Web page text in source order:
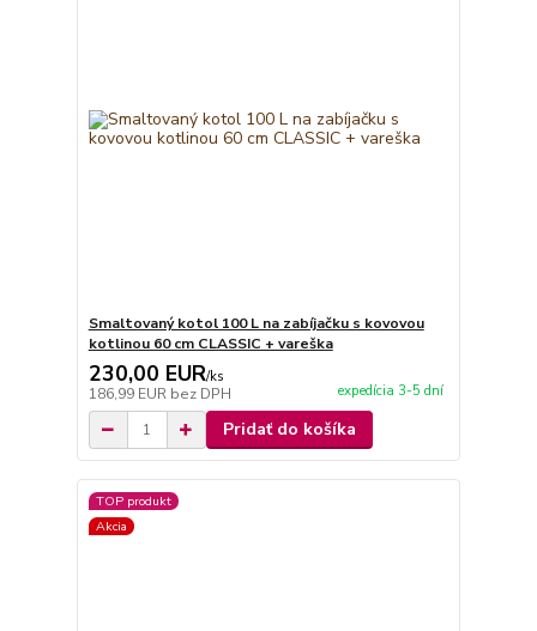
Smaltovaný kotol 100 L na zabíjačku s kovovou
kotlinou 60 cm CLASSIC + vareška
230,00 EUR/ks
186,99 EUR bez DPH expedícia 3-5 dní
Pridať do košíka
TOP produkt
Akcia